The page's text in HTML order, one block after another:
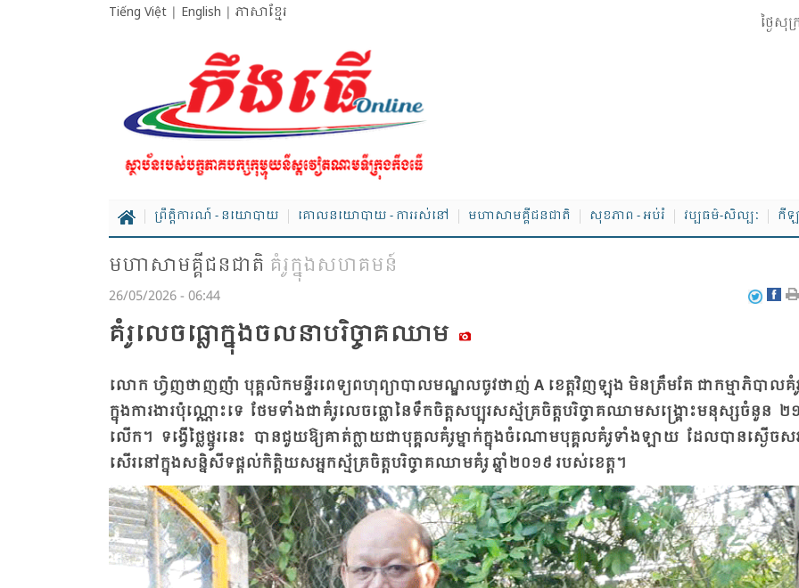
Tiếng Việt | English | ភាសាខ្មែរ ថ្ងៃសុ
ព្រឹត្តិការណ៍ - នយោបាយ គោលនយោបាយ - ការរស់នៅ មហាសាមគ្គីជនជាតិ សុខភាព - អប់រំ វប្បធម៌-សិល្បៈ កី
មហាសាមគ្គីជនជាតិ គំរូក្នុងសហគមន៍
26/05/2026 - 06:44
គំរូ​លេច​ធ្លោ​ក្នុង​ចលនា​បរិច្ចាគ​ឈាម
លោក ហ្វិញ​ថាញ​ញ៉ា បុគ្គ​លិក​មន្ទីរ​ពេទ្យ​ពហុ​ព្យា​បាល​មណ្ឌល​ចូវ​ថាញ់ A ខេត្ត​វិញ​ឡុង មិន​ត្រឹម​តែ ជា​កម្មា​ភិបាល​គំ
ក្នុង​ការ​ងារ​ប៉ុណ្ណោះ​ទេ ថែម​ទាំង​ជា​គំរូ​លេច​ធ្លោ​នៃ​ទឹក​ចិត្ត​សប្បុរស​ស្ម័គ្រ​ចិត្ត​បរិ​ច្ចាគឈាម​សង្គ្រោះ​មនុស្ស​ចំ​នួន ២
លើក។ ទង្វើ​ថ្លៃ​ថ្នូរ​នេះ បាន​ជួយ​ឱ្យ​គាត់​ក្លាយ​ជា​បុគ្គល​គំរូ​ម្នាក់​ក្នុង​ចំ​ណោម​បុគ្គល​គំរូ​ទាំង​ឡាយ​ ដែល​បាន​ស្ងើច​ស
សើរ​នៅ​ក្នុង​សន្និ​សីទ​ផ្តល់​កិត្តិ​យស​អ្នក​ស្ម័គ្រ​ចិត្ត​បរិច្ចាគ​ឈាម​គំរូ ឆ្នាំ​២០១៩ របស់​ខេត្ត។